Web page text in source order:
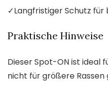
✓Langfristiger Schutz für
Praktische Hinweise
Dieser Spot-ON ist ideal
nicht für größere Rassen